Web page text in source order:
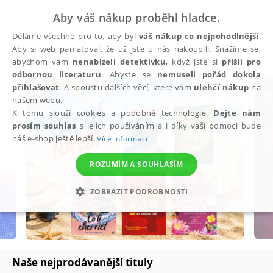
Naše nejprodávanější tituly
Aby váš nákup proběhl hladce.
Děláme všechno pro to, aby bylváš nákup co nejpohodlnější.
Aby si web pamatoval, že už jste u nás nakoupili. Snažíme se,
abychom vám nenabízeli detektivku, když jste si přišli pro
odbornou literaturu. Abyste se nemuseli pořád dokola
přihlašovat. A spoustu dalších věcí, které vám ulehčí nákup na
našem webu.
K tomu slouží cookies a podobné technologie. Dejte nám
prosím souhlas s jejich používáním a i díky vaší pomoci bude
náš e-shop ještě lepší.Více informací
ROZUMÍM A SOUHLASÍM
ZOBRAZIT PODROBNOSTI
NEZBYTNÉ ANALYTICKÉ MARKETINGOVÉ
FUNKČNÍ NEZAŘAZENÉ SOUBORY